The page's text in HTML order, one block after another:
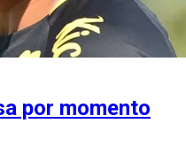
por momento